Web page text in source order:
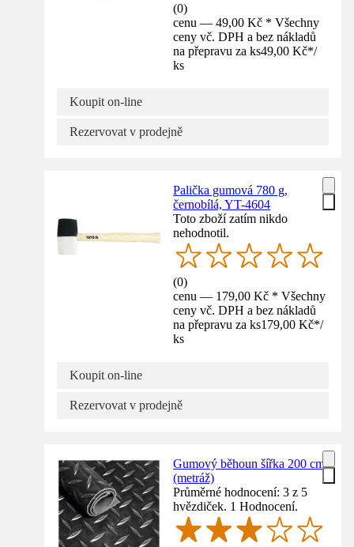
(0)
cenu — 49,00 Kč * Všechny
ceny vč. DPH a bez nákladů
na přepravu za ks49,00 Kč*/
ks
Koupit on-line
Rezervovat v prodejně
Palička gumová 780 g,
černobílá, YT-4604
Toto zboží zatím nikdo
nehodnotil.
(0)
cenu — 179,00 Kč * Všechny
ceny vč. DPH a bez nákladů
na přepravu za ks179,00 Kč*/
ks
Koupit on-line
Rezervovat v prodejně
Gumový běhoun šířka 200 cm
(metráž)
Průměrné hodnocení: 3 z 5
hvězdiček. 1 Hodnocení.